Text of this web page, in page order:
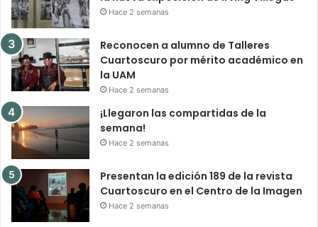
Hace 2 semanas
Reconocen a alumno de Talleres
Cuartoscuro por mérito académico en
la UAM
Hace 2 semanas
¡Llegaron las compartidas de la
semana!
Hace 2 semanas
Presentan la edición 189 de la revista
Cuartoscuro en el Centro de la Imagen
Hace 2 semanas